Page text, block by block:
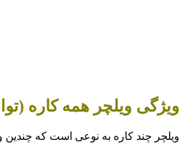
ویژگی ویلچر همه کاره
ویلچر چند کاره به نوعی است که چندین